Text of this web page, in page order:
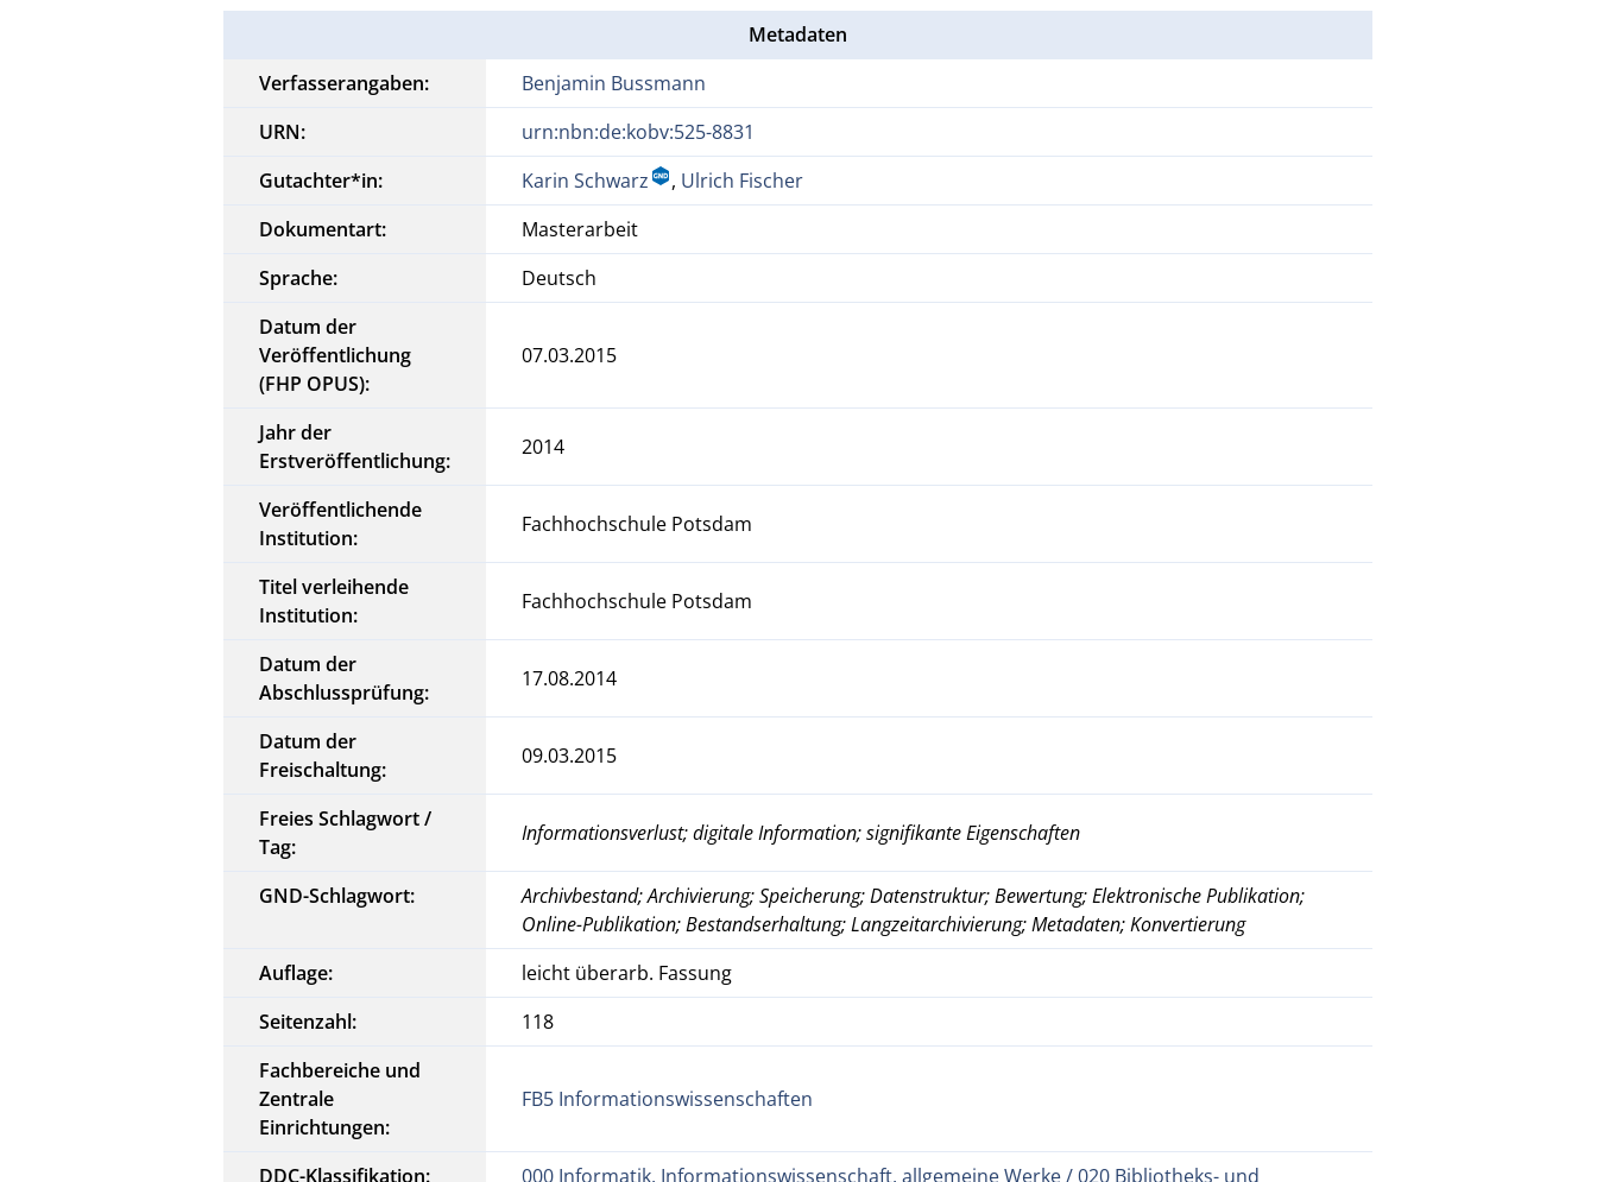
en
des
ment
verfa
Metadaten
Verfasserangaben:
Benjamin Bussmann
URN:
urn:nbn:de:kobv:525-8831
Gutachter*in:
Karin Schwarz , Ulrich Fischer
Dokumentart:
Masterarbeit
Sprache:
Deutsch
Datum der
Veröffentlichung
(FHP OPUS):
07.03.2015
Jahr der
Erstveröffentlichung:
2014
Veröffentlichende
Institution:
Fachhochschule Potsdam
Titel verleihende
Institution:
Fachhochschule Potsdam
Datum der
Abschlussprüfung:
17.08.2014
Datum der
Freischaltung:
09.03.2015
Freies Schlagwort /
Tag:
Informationsverlust; digitale Information; signifikante Eigenschaften
GND-Schlagwort:
Archivbestand; Archivierung; Speicherung; Datenstruktur; Bewertung; Elektronische Publikation;
Online-Publikation; Bestandserhaltung; Langzeitarchivierung; Metadaten; Konvertierung
Auflage:
leicht überarb. Fassung
Seitenzahl:
118
Fachbereiche und
Zentrale
Einrichtungen:
FB5 Informationswissenschaften
DDC-Klassifikation: 000 Informatik, Informationswissenschaft, allgemeine Werke / 020 Bibliotheks- und